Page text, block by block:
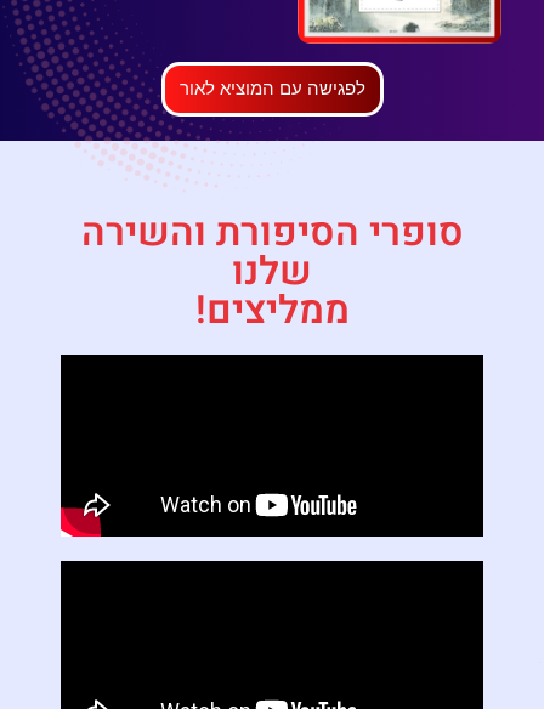
לפגישה עם המוציא לאור
סופרי הסיפורת והשירה
שלנו
ממליצים!